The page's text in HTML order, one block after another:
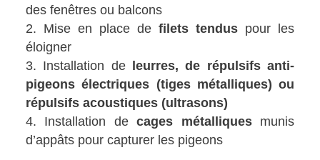
des fenêtres ou balcons
Mise en place de filets tenduspour les
éloigner
Installation deleurres, de répulsifs anti-
pigeons électriques (tiges métalliques) ou
répulsifs acoustiques (ultrasons)
Installation decages métalliquesmunis
d’appâts pour capturer les pigeons